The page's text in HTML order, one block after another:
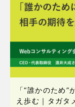
「“誰かのため
え歩む｜タガタ